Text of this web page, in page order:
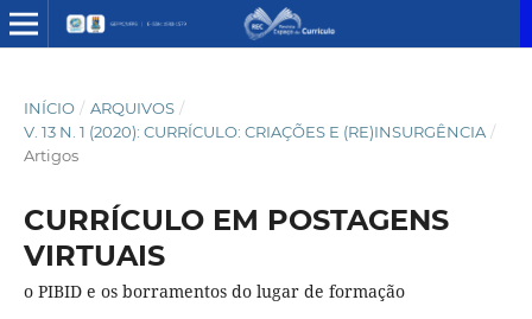
INÍCIO / ARQUIVOS /
V. 13 N. 1 (2020): CURRÍCULO: CRIAÇÕES E (RE)INSURGÊNCIA /
Artigos
CURRÍCULO EM POSTAGENS
VIRTUAIS
o PIBID e os borramentos do lugar de formação